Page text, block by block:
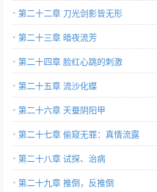
第二十二章 刀光剑影皆无形
第二十三章 暗夜流芳
第二十四章 脸红心跳的刺激
第二十五章 流沙化蝶
第二十六章 天蚕阴阳甲
第二十七章 偷窥无罪：真情流露
第二十八章 试探、治病
第二十九章 推倒，反推倒